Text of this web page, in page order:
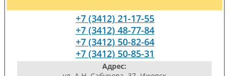
+7 (3412) 21-17-55
+7 (3412) 48-77-84
+7 (3412) 50-82-64
+7 (3412) 50-85-31
Адрес: